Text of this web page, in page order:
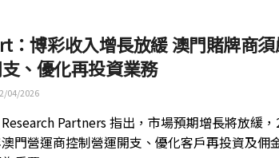
：博彩收入增長放緩 澳門賭牌商
、優化再投資業務
04/2026
Partners 指出，市場預期增長將放緩
門營運商控制營運開支、優化客戶再投資及佣